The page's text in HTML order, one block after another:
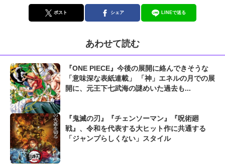
ポスト シェア LINEで送る
あわせて読む
『ONE PIECE』今後の展開に絡んできそうな
「意味深な表紙連載」 「神」エネルの月での展
開に、元王下七武海の謎めいた過去も...
『鬼滅の刃』『チェンソーマン』『呪術廻
戦』、令和を代表する大ヒット作に共通する
「ジャンプらしくない」スタイル